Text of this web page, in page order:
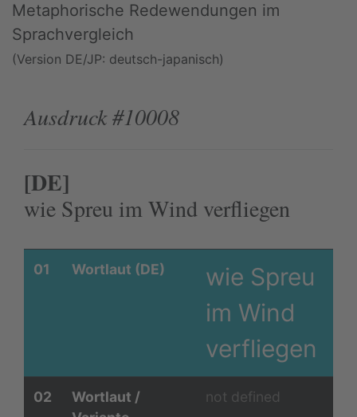
Metaphorische Redewendungen im
Sprachvergleich
(Version DE/JP: deutsch-japanisch)
Ausdruck #10008
[DE]
wie Spreu im Wind verfliegen
01 Wortlaut (DE)
wie Spreu
im Wind
verfliegen
02
Wortlaut /
not defined